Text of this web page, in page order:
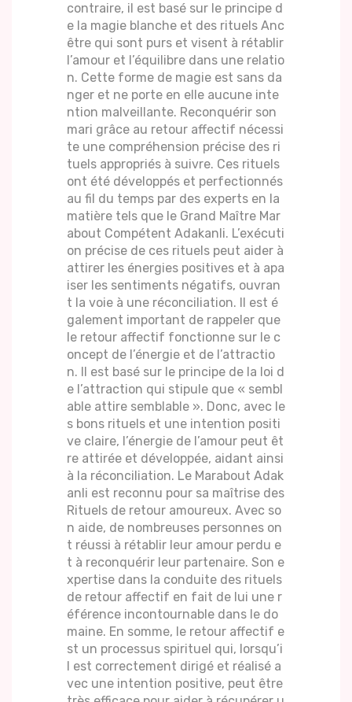
contraire, il est basé sur le principe d
e la magie blanche et des rituels Anc
être qui sont purs et visent à rétablir
l’amour et l’équilibre dans une relatio
n. Cette forme de magie est sans da
nger et ne porte en elle aucune inte
ntion malveillante. Reconquérir son
mari grâce au retour affectif nécessi
te une compréhension précise des ri
tuels appropriés à suivre. Ces rituels
ont été développés et perfectionnés
au fil du temps par des experts en la
matière tels que le Grand Maître Mar
about Compétent Adakanli. L’exécuti
on précise de ces rituels peut aider à
attirer les énergies positives et à apa
iser les sentiments négatifs, ouvran
t la voie à une réconciliation. Il est é
galement important de rappeler que
le retour affectif fonctionne sur le c
oncept de l’énergie et de l’attractio
n. Il est basé sur le principe de la loi d
e l’attraction qui stipule que « sembl
able attire semblable ». Donc, avec le
s bons rituels et une intention positi
ve claire, l’énergie de l’amour peut êt
re attirée et développée, aidant ainsi
à la réconciliation. Le Marabout Adak
anli est reconnu pour sa maîtrise des
Rituels de retour amoureux. Avec so
n aide, de nombreuses personnes on
t réussi à rétablir leur amour perdu e
t à reconquérir leur partenaire. Son e
xpertise dans la conduite des rituels
de retour affectif en fait de lui une r
éférence incontournable dans le do
maine. En somme, le retour affectif e
st un processus spirituel qui, lorsqu’i
l est correctement dirigé et réalisé a
vec une intention positive, peut être